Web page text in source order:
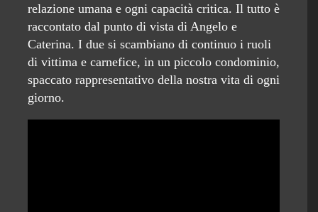
relazione umana e ogni capacità critica. Il tutto è
raccontato dal punto di vista di Angelo e
Caterina. I due si scambiano di continuo i ruoli
di vittima e carnefice, in un piccolo condominio,
spaccato rappresentativo della nostra vita di ogni
giorno.